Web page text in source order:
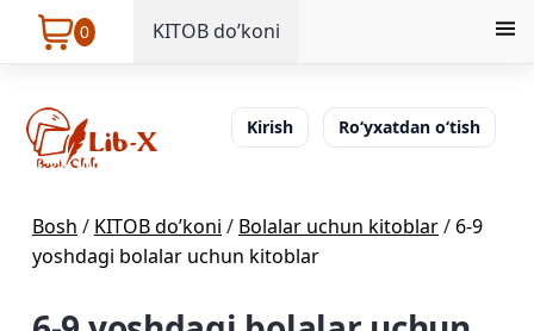
0 KITOB do’koni
Kirish Ro‘yxatdan o‘tish
Bosh / KITOB do’koni / Bolalar uchun kitoblar/ 6-9
yoshdagi bolalar uchun kitoblar